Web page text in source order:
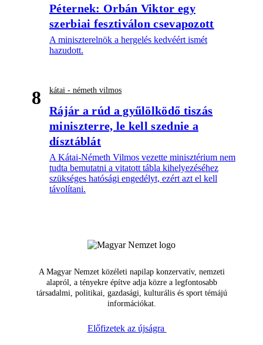
Péternek: Orbán Viktor egy
szerbiai fesztiválon csevapozott
A miniszterelnök a hergelés kedvéért ismét
hazudott.
8 kátai - németh vilmos
Rájár a rúd a gyűlölködő tiszás
miniszterre, le kell szednie a
dísztáblát
A Kátai-Németh Vilmos vezette minisztérium nem
tudta bemutatni a vitatott tábla kihelyezéséhez
szükséges hatósági engedélyt, ezért azt el kell
távolítani.
A Magyar Nemzet közéleti napilap konzervatív, nemzeti
alapról, a tényekre építve adja közre a legfontosabb
társadalmi, politikai, gazdasági, kulturális és sport témájú
információkat.
Előfizetek az újságra